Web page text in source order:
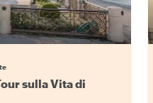
sulla Vita di